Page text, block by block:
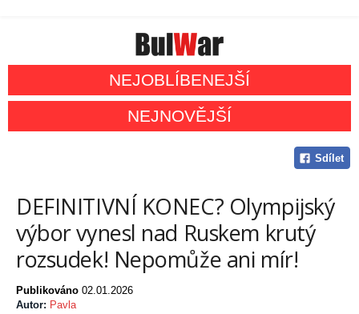
NEJOBLÍBENEJŠÍ
NEJNOVĚJŠÍ
Sdílet
DEFINITIVNÍ KONEC? Olympijský
výbor vynesl nad Ruskem krutý
rozsudek! Nepomůže ani mír!
Publikováno 02.01.2026
Autor: Pavla